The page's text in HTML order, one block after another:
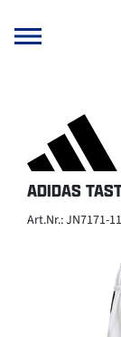
ADIDAS
Art.Nr.: JN7171-